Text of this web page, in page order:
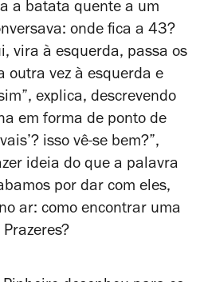
a batata quente a um
onde fica a 43?
vira à esquerda, passa os
outra vez à esquerda e
explica, descrevendo
em forma de ponto de
isso vê-se bem?”,
ideia do que a palavra
por dar com eles,
ar: como encontrar uma